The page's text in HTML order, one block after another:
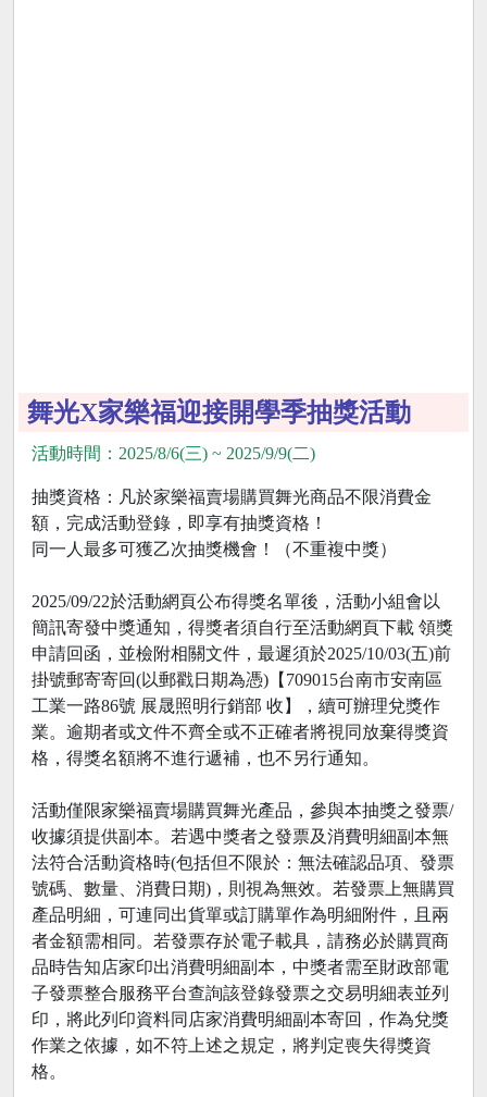
舞光X家樂福迎接開學季抽獎活動
活動時間：2025/8/6(三) ~ 2025/9/9(二)
抽獎資格：凡於家樂福賣場購買舞光商品不限消費金
額，完成活動登錄，即享有抽獎資格！
同一人最多可獲乙次抽獎機會！（不重複中獎）
2025/09/22於活動網頁公布得獎名單後，活動小組會以
簡訊寄發中獎通知，得獎者須自行至活動網頁下載 領獎
申請回函，並檢附相關文件，最遲須於2025/10/03(五)前
掛號郵寄寄回(以郵戳日期為憑)【709015台南市安南區
工業一路86號 展晟照明行銷部 收】，續可辦理兌獎作
業。逾期者或文件不齊全或不正確者將視同放棄得獎資
格，得獎名額將不進行遞補，也不另行通知。
活動僅限家樂福賣場購買舞光產品，參與本抽獎之發票/
收據須提供副本。若遇中獎者之發票及消費明細副本無
法符合活動資格時(包括但不限於：無法確認品項、發票
號碼、數量、消費日期)，則視為無效。若發票上無購買
產品明細，可連同出貨單或訂購單作為明細附件，且兩
者金額需相同。若發票存於電子載具，請務必於購買商
品時告知店家印出消費明細副本，中獎者需至財政部電
子發票整合服務平台查詢該登錄發票之交易明細表並列
印，將此列印資料同店家消費明細副本寄回，作為兌獎
作業之依據，如不符上述之規定，將判定喪失得獎資
格。